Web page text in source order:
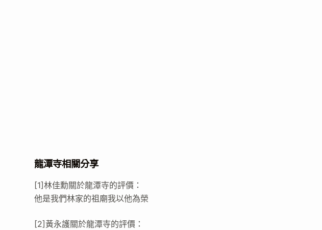
龍潭寺相關分享
[1]林佳勳關於龍潭寺的評價：
他是我們林家的祖廟我以他為榮
[2]黃永護關於龍潭寺的評價：